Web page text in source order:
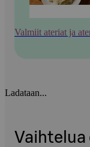
Valmiit ateriat ja
Ladataan...